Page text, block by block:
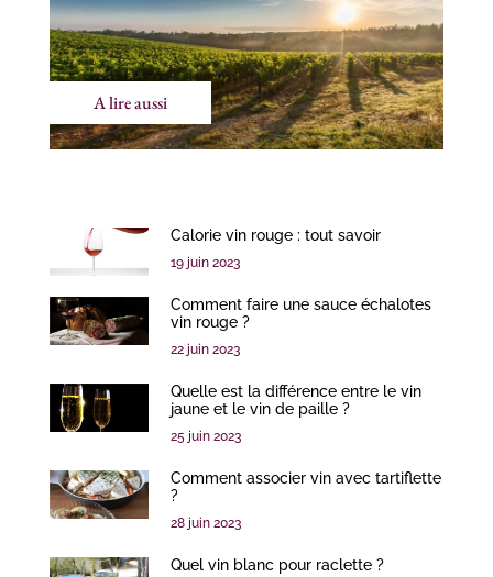
A lire aussi
Calorie vin rouge : tout savoir
19 juin 2023
Comment faire une sauce échalotes
vin rouge ?
22 juin 2023
Quelle est la différence entre le vin
jaune et le vin de paille ?
25 juin 2023
Comment associer vin avec tartiflette
?
28 juin 2023
Quel vin blanc pour raclette ?